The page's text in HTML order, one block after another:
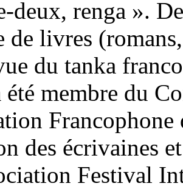
deux, renga ».
de livres
du tanka
membre du
des écrivaines
Festival